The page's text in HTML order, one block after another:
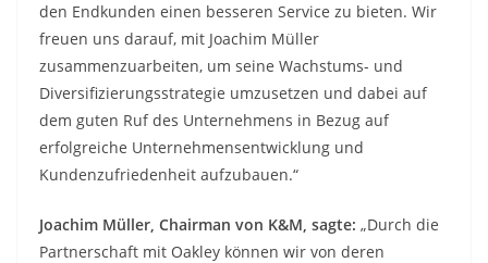
den Endkunden einen besseren Service zu bieten. Wir
freuen uns darauf, mit Joachim Müller
zusammenzuarbeiten, um seine Wachstums- und
Diversifizierungsstrategie umzusetzen und dabei auf
dem guten Ruf des Unternehmens in Bezug auf
erfolgreiche Unternehmensentwicklung und
Kundenzufriedenheit aufzubauen.“
Joachim Müller, Chairman von K&M, sagte: „Durch die
Partnerschaft mit Oakley können wir von deren